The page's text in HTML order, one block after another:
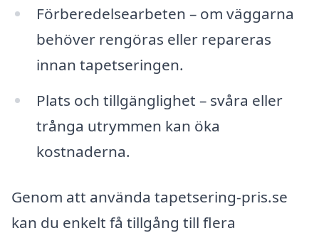
Förberedelsearbeten – om väggarna
behöver rengöras eller repareras
innan tapetseringen.
Plats och tillgänglighet – svåra eller
trånga utrymmen kan öka
kostnaderna.
Genom att använda tapetsering-pris.se
kan du enkelt få tillgång till flera